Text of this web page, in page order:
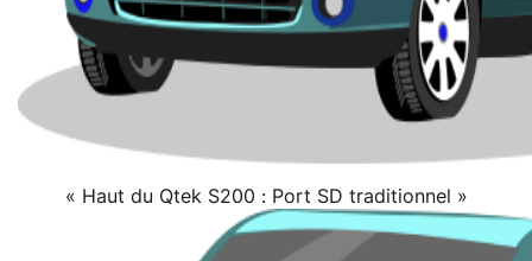
« Haut du Qtek S200 : Port SD traditionnel »